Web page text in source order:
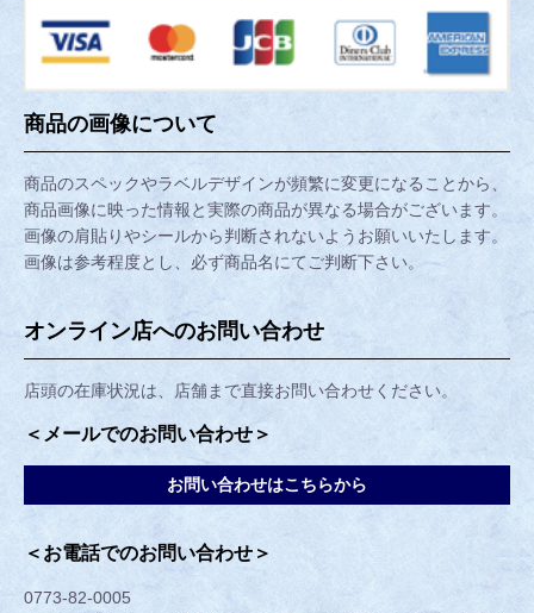
商品の画像について
商品のスペックやラベルデザインが頻繁に変更になることから、
商品画像に映った情報と実際の商品が異なる場合がございます。
画像の肩貼りやシールから判断されないようお願いいたします。
画像は参考程度とし、必ず商品名にてご判断下さい。
オンライン店へのお問い合わせ
店頭の在庫状況は、店舗まで直接お問い合わせください。
＜メールでのお問い合わせ＞
お問い合わせはこちらから
＜お電話でのお問い合わせ＞
0773-82-0005